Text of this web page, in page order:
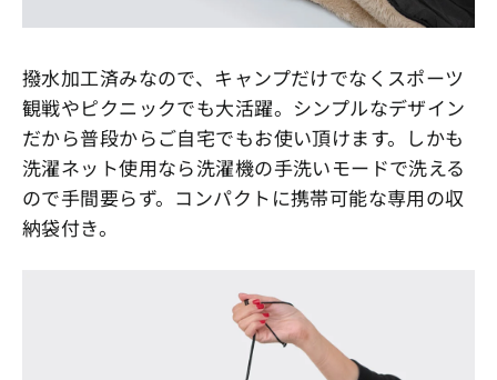
撥水加工済みなので、キャンプだけでなくスポーツ
観戦やピクニックでも大活躍。シンプルなデザイン
だから普段からご自宅でもお使い頂けます。しかも
洗濯ネット使用なら洗濯機の手洗いモードで洗える
ので手間要らず。コンパクトに携帯可能な専用の収
納袋付き。